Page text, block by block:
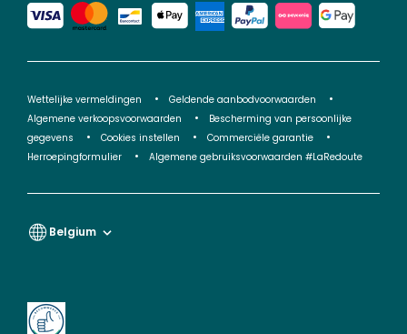
Wettelijke vermeldingen
Geldende aanbodvoorwaarden
Algemene verkoopsvoorwaarden
Bescherming van persoonlijke
gegevens
Cookies instellen
Commerciële garantie
Herroepingformulier
Algemene gebruiksvoorwaarden #LaRedoute
Belgium